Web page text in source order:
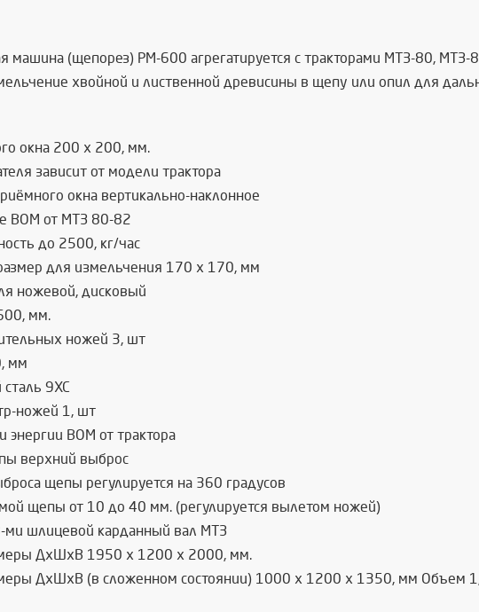
машина (щепорез) РМ-600 агрегатируется с тракторами МТЗ-80,
хвойной и лиственной древисины в щепу или опил для
окна 200 х 200, мм.
зависит от модели трактора
окна вертикально-наклонное
ВОМ от МТЗ 80-82
до 2500, кг/час
для измельчения 170 х 170, мм
ножевой, дисковый
мм.
ножей 3, шт
мм
9ХС
ножей 1, шт
энергии ВОМ от трактора
верхний выброс
щепы регулируется на 360 градусов
щепы от 10 до 40 мм. (регулируется вылетом ножей)
ми шлицевой карданный вал МТЗ
ДхШхВ 1950 х 1200 х 2000, мм.
ДхШхВ (в сложенном состоянии) 1000 х 1200 х 1350, мм Объем